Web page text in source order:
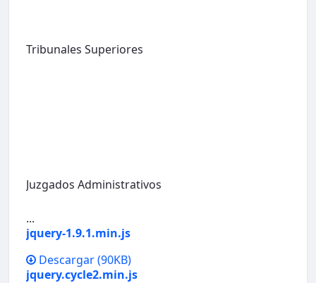
Tribunales Superiores
Juzgados Administrativos
...
jquery-1.9.1.min.js
Descargar(90KB)
jquery.cycle2.min.js